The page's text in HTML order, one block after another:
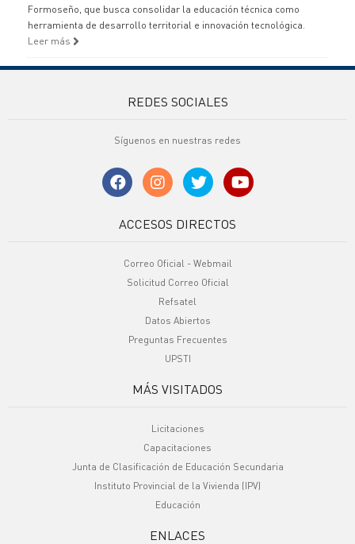
Formoseño, que busca consolidar la educación técnica como
herramienta de desarrollo territorial e innovación tecnológica.
Leer más
REDES SOCIALES
Síguenos en nuestras redes
ACCESOS DIRECTOS
Correo Oficial - Webmail
Solicitud Correo Oficial
Refsatel
Datos Abiertos
Preguntas Frecuentes
UPSTI
MÁS VISITADOS
Licitaciones
Capacitaciones
Junta de Clasificación de Educación Secundaria
Instituto Provincial de la Vivienda (IPV)
Educación
ENLACES